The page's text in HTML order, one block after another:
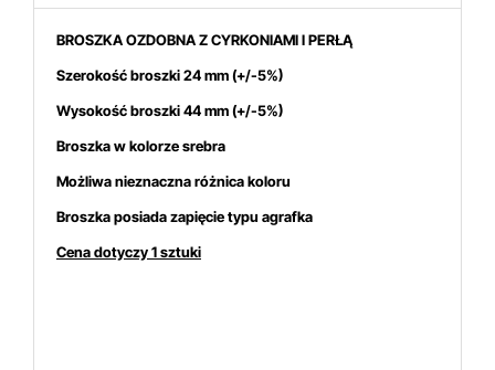
BROSZKA OZDOBNA Z CYRKONIAMI I PERŁĄ
Szerokość broszki 24 mm(+/-5%)
Wysokość broszki 44mm (+/-5%)
Broszka w kolorze srebra
Możliwa nieznaczna różnica koloru
Broszka posiada zapięcie typu agrafka
Cena dotyczy 1 sztuki